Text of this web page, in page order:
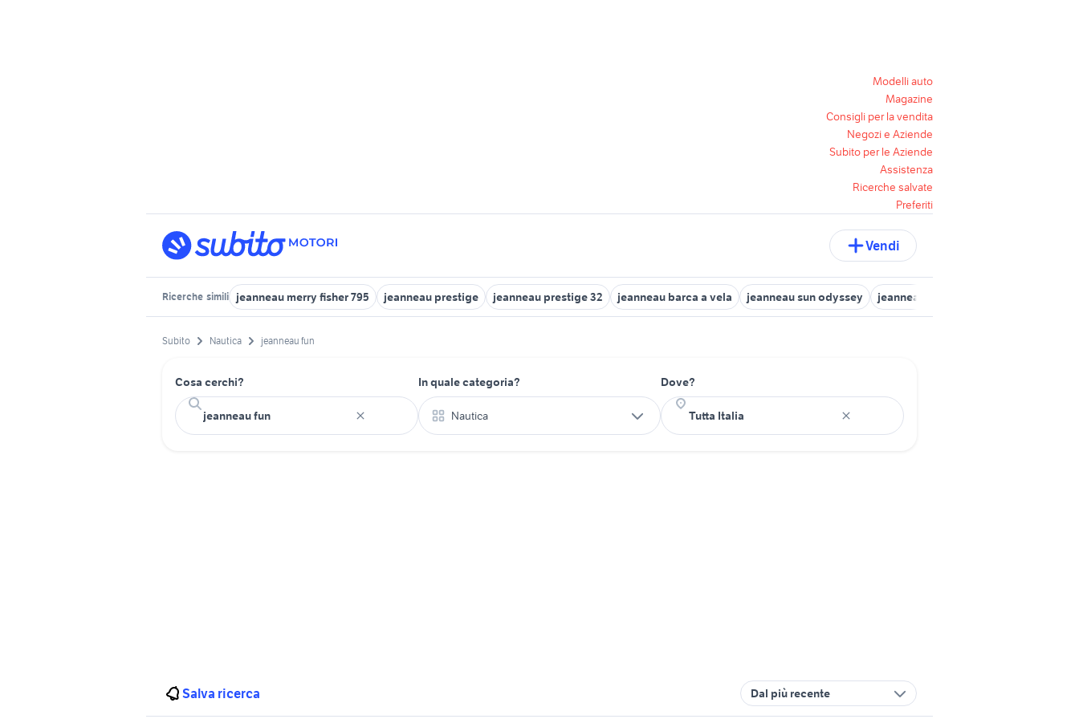
Modelli auto
Magazine
Consigli per la vendita
Negozi e Aziende
Subito per le Aziende
Assistenza
Ricerche salvate
Preferiti
Vendi
Ricerche simili jeanneau merry fisher 795 jeanneau prestige jeanneau prestige 32 jeanneau barca a vela jeanneau sun odyssey jeanneau nautica Liguria
Subito Nautica jeanneau fun
Cosa cerchi? In quale categoria?
Nautica
Dove?
Salva ricerca Dal più recente